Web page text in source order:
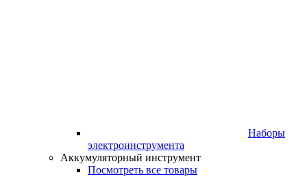
Наборы
электроинструмента
Аккумуляторный инструмент
Посмотреть все товары